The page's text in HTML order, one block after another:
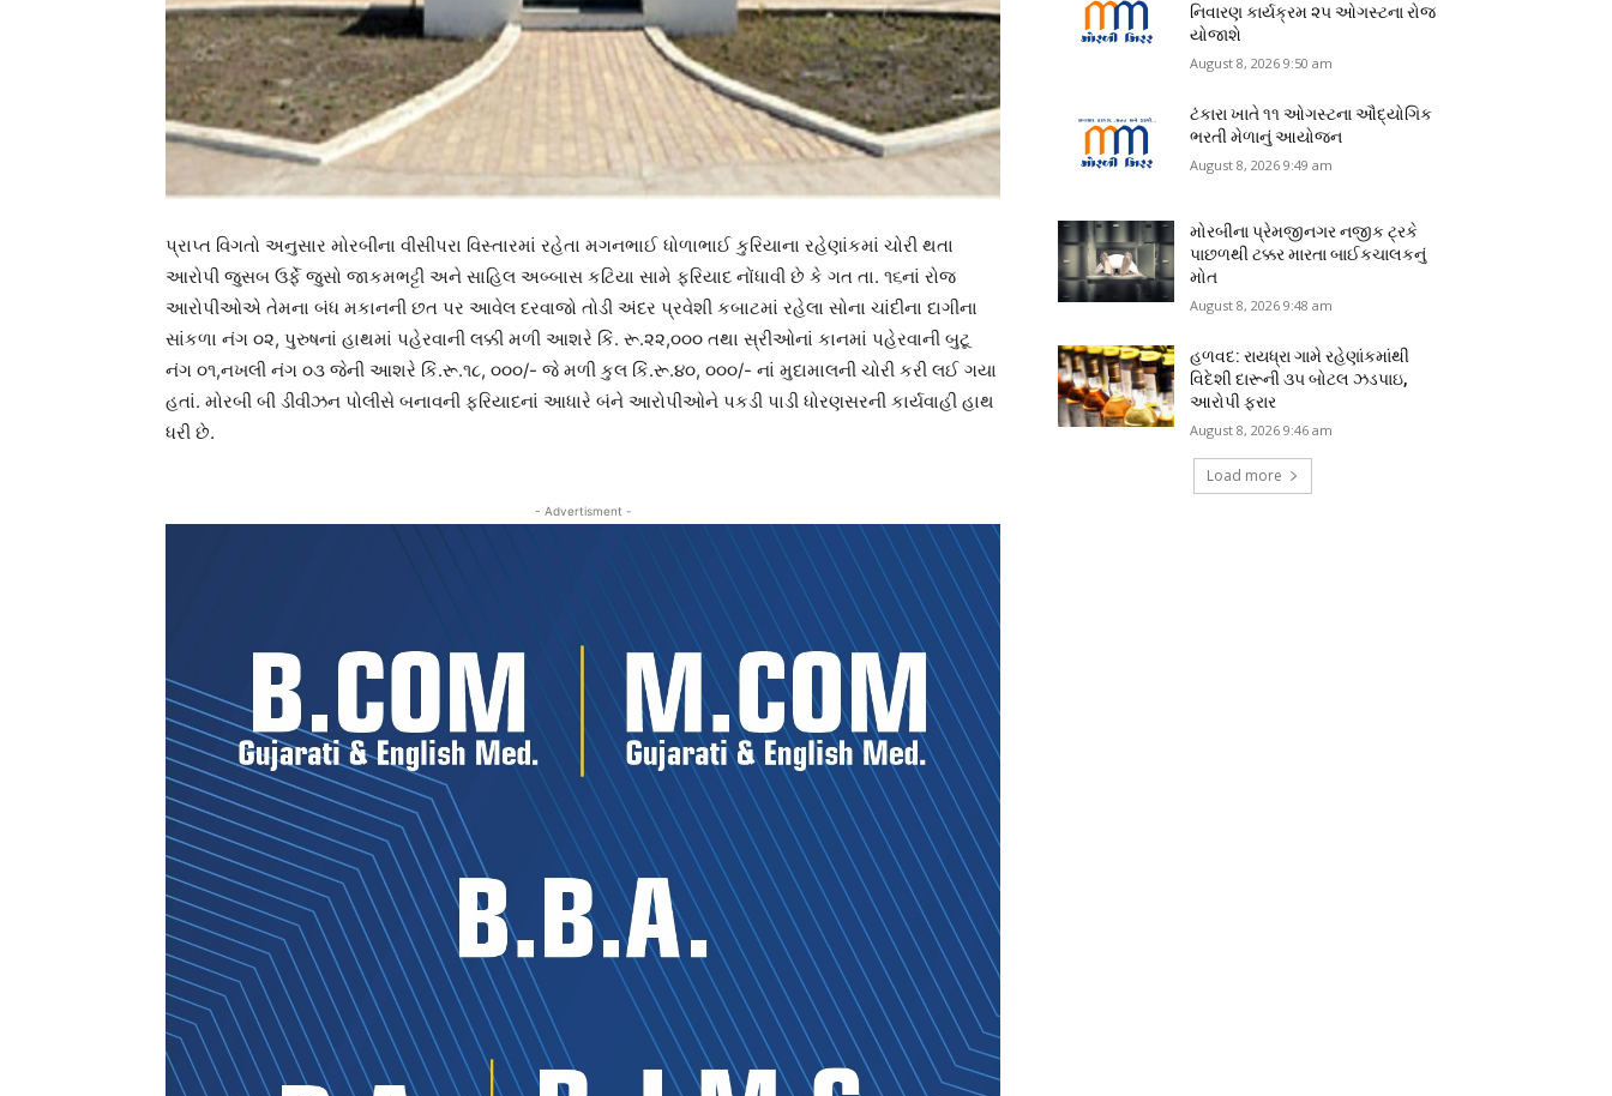
પ્રાપ્ત વિગતો અનુસાર મોરબીના વીસીપરા વિસ્તારમાં રહેતા મગનભાઈ ધોળાભાઈ કુરિયાના રહેણાંકમાં ચોરી થતા
આરોપી જુસબ ઉર્ફે જુસો જાકમભટ્ટી અને સાહિલ અબ્બાસ કટિયા સામે ફરિયાદ નોંધાવી છે કે ગત તા. ૧૬નાં રોજ
આરોપીઓએ તેમના બંધ મકાનની છત પર આવેલ દરવાજો તોડી અંદર પ્રવેશી કબાટમાં રહેલા સોના ચાંદીના દાગીના
સાંકળા નંગ ૦૨, પુરુષનાં હાથમાં પહેરવાની લક્કી મળી આશરે કિં. રૂ.૨૨,૦૦૦ તથા સ્રીઓનાં કાનમાં પહેરવાની બુટૂ
નંગ ૦૧,નખલી નંગ ૦૩ જેની આશરે કિં.રૂ.૧૮, ૦૦૦/- જે મળી કુલ કિં.રૂ.૪૦, ૦૦૦/- નાં મુદામાલની ચોરી કરી લઈ ગયા
હતાં. મોરબી બી ડીવીઝન પોલીસે બનાવની ફરિયાદનાં આધારે બંને આરોપીઓને પકડી પાડી ધોરણસરની કાર્યવાહી હાથ
ધરી છે.
- Advertisment -
નિવારણ કાર્યક્રમ ૨૫ ઓગસ્ટના રોજ
યોજાશે
August 8, 2026 9:50 am
ટંકારા ખાતે ૧૧ ઓગસ્ટના ઔદ્યોગિક
ભરતી મેળાનું આયોજન
August 8, 2026 9:49 am
મોરબીના પ્રેમજીનગર નજીક ટ્રકે
પાછળથી ટક્કર મારતા બાઈકચાલકનું
મોત
August 8, 2026 9:48 am
હળવદ: રાયધ્રા ગામે રહેણાંકમાંથી
વિદેશી દારૂની ૩૫ બોટલ ઝડપાઇ,
આરોપી ફરાર
August 8, 2026 9:46 am
Load more